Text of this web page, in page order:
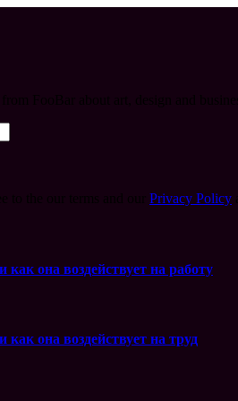
Privacy Policy
как она воздействует на работу
как она воздействует на труд